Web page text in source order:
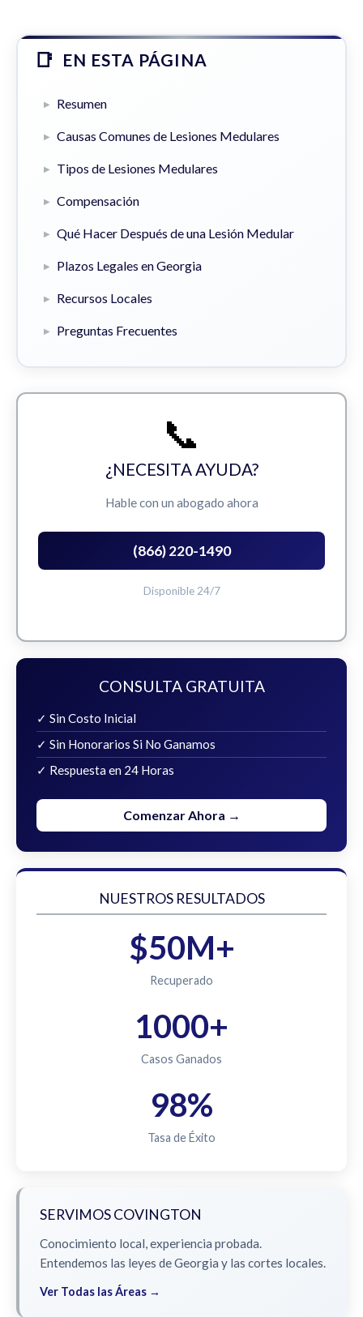
EN ESTA PÁGINA
Resumen
Causas Comunes de Lesiones Medulares
Tipos de Lesiones Medulares
Compensación
Qué Hacer Después de una Lesión Medular
Plazos Legales en Georgia
Recursos Locales
Preguntas Frecuentes
📞
¿NECESITA AYUDA?
Hable con un abogado ahora
(866) 220-1490
Disponible 24/7
CONSULTA GRATUITA
✓ Sin Costo Inicial
✓ Sin Honorarios Si No Ganamos
✓ Respuesta en 24 Horas
Comenzar Ahora →
NUESTROS RESULTADOS
$50M+
Recuperado
1000+
Casos Ganados
98%
Tasa de Éxito
SERVIMOS COVINGTON
Conocimiento local, experiencia probada.
Entendemos las leyes de Georgia y las cortes locales.
Ver Todas las Áreas →